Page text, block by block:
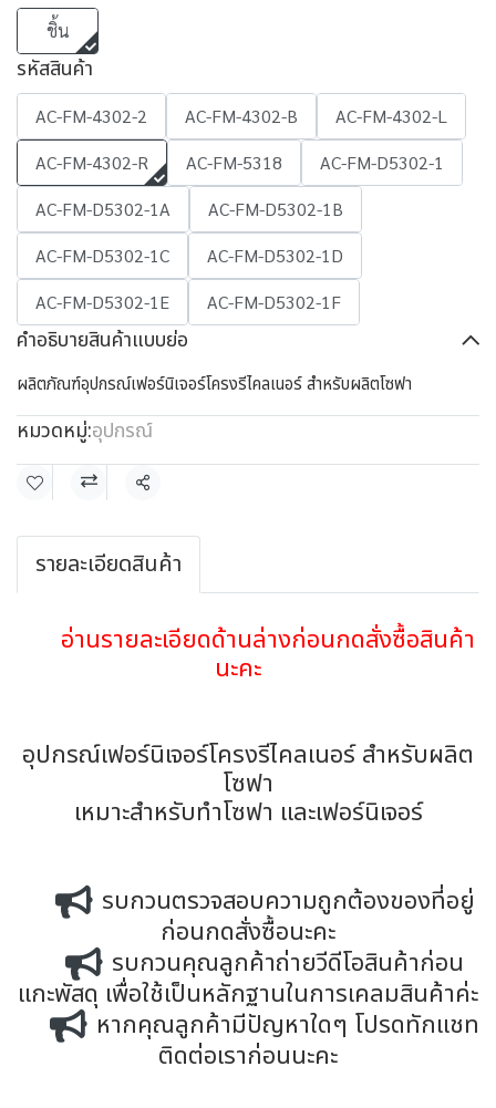
ชิ้น
รหัสสินค้า
AC-FM-4302-2 AC-FM-4302-B
AC-FM-4302-L
AC-FM-4302-R
AC-FM-5318
AC-FM-D5302-1
AC-FM-D5302-1A
AC-FM-D5302-1B
AC-FM-D5302-1C
AC-FM-D5302-1D
AC-FM-D5302-1E
AC-FM-D5302-1F
คำอธิบายสินค้าแบบย่อ
ผลิตภัณฑ์อุปกรณ์เฟอร์นิเจอร์โครงรีไคลเนอร์ สำหรับผลิตโซฟา
หมวดหมู่:อุปกรณ์
แชร์
รายละเอียดสินค้า
อ่านรายละเอียดด้านล่างก่อนกดสั่งซื้อสินค้า
นะคะ
อุปกรณ์เฟอร์นิเจอร์โครงรีไคลเนอร์ สำหรับผลิต
โซฟา
เหมาะสำหรับทำโซฟา และเฟอร์นิเจอร์
รบกวนตรวจสอบความถูกต้องของที่อยู่
ก่อนกดสั่งซื้อนะคะ
รบกวนคุณลูกค้าถ่ายวีดีโอสินค้าก่อน
แกะพัสดุ เพื่อใช้เป็นหลักฐานในการเคลมสินค้าค่ะ
หากคุณลูกค้ามีปัญหาใดๆ โปรดทักแชท
ติดต่อเราก่อนนะคะ